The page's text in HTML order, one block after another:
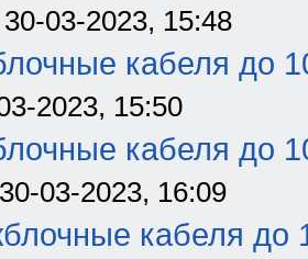
03-2023, 15:48
кабеля до
2023, 15:50
кабеля до
03-2023, 16:09
кабеля до